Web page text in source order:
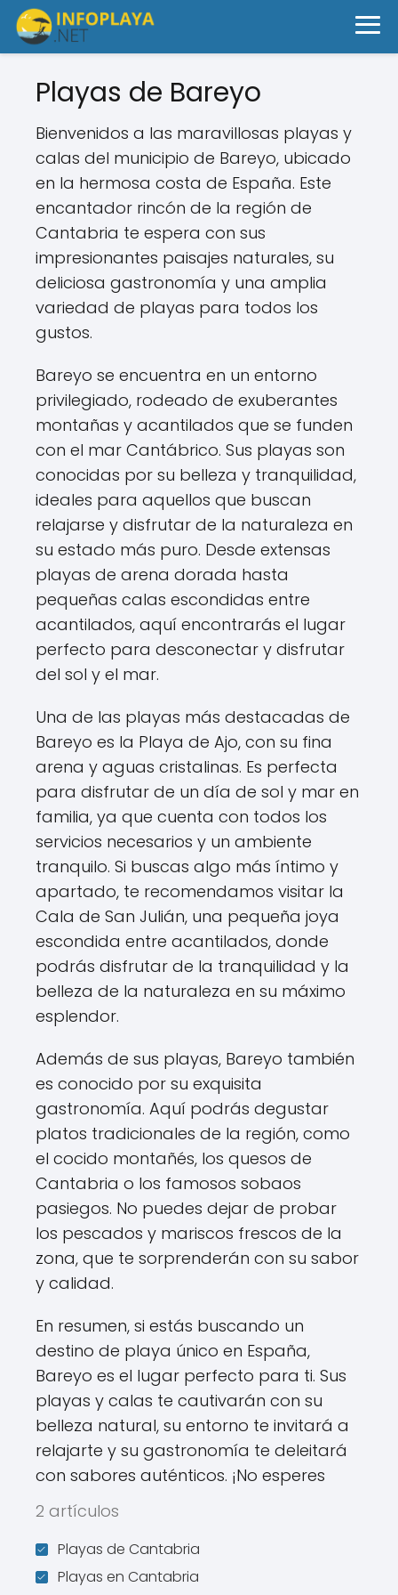
Playas de Bareyo
Bienvenidos a las maravillosas playas y
calas del municipio de Bareyo, ubicado
en la hermosa costa de España. Este
encantador rincón de la región de
Cantabria te espera con sus
impresionantes paisajes naturales, su
deliciosa gastronomía y una amplia
variedad de playas para todos los
gustos.
Bareyo se encuentra en un entorno
privilegiado, rodeado de exuberantes
montañas y acantilados que se funden
con el mar Cantábrico. Sus playas son
conocidas por su belleza y tranquilidad,
ideales para aquellos que buscan
relajarse y disfrutar de la naturaleza en
su estado más puro. Desde extensas
playas de arena dorada hasta
pequeñas calas escondidas entre
acantilados, aquí encontrarás el lugar
perfecto para desconectar y disfrutar
del sol y el mar.
Una de las playas más destacadas de
Bareyo es la Playa de Ajo, con su fina
arena y aguas cristalinas. Es perfecta
para disfrutar de un día de sol y mar en
familia, ya que cuenta con todos los
servicios necesarios y un ambiente
tranquilo. Si buscas algo más íntimo y
apartado, te recomendamos visitar la
Cala de San Julián, una pequeña joya
escondida entre acantilados, donde
podrás disfrutar de la tranquilidad y la
belleza de la naturaleza en su máximo
esplendor.
Además de sus playas, Bareyo también
es conocido por su exquisita
gastronomía. Aquí podrás degustar
platos tradicionales de la región, como
el cocido montañés, los quesos de
Cantabria o los famosos sobaos
pasiegos. No puedes dejar de probar
los pescados y mariscos frescos de la
zona, que te sorprenderán con su sabor
y calidad.
En resumen, si estás buscando un
destino de playa único en España,
Bareyo es el lugar perfecto para ti. Sus
playas y calas te cautivarán con su
belleza natural, su entorno te invitará a
relajarte y su gastronomía te deleitará
con sabores auténticos. ¡No esperes
2 artículos
Playas de Cantabria
Playas en Cantabria